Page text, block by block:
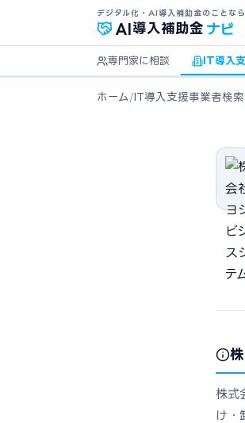
デジタル化・AI導入補助金のことなら
AI導入補助金 ナビ
専門家に相談 IT導入
ホーム /IT導入支援事業者検索
株式
け・